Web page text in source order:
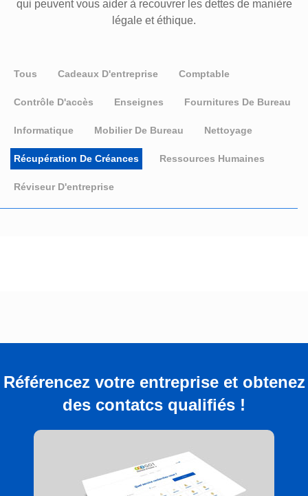
qui peuvent vous aider à recouvrer les dettes de manière
légale et éthique.
Tous Cadeaux D'entreprise Comptable
Contrôle D'accès Enseignes Fournitures De Bureau
Informatique Mobilier De Bureau Nettoyage
Récupération De Créances Ressources Humaines
Réviseur D'entreprise
Référencez votre entreprise et obtenez
des contatcs qualifiés !